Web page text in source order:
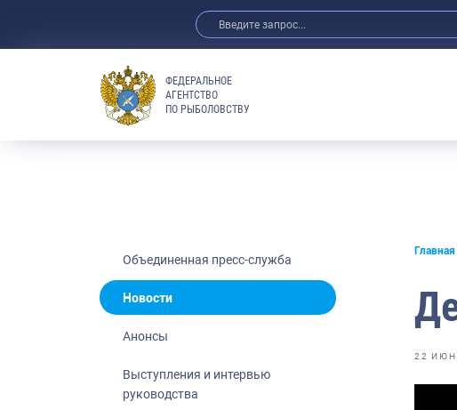
Анонсы
Отраслевые СМИ
Выставки и
ФЕДЕРАЛЬНОЕ
АГЕНТСТВО
ПО РЫБОЛОВСТВУ
Объединенная пресс-служба
Новости
Анонсы
Выступления и интервью
руководства
Главная
22